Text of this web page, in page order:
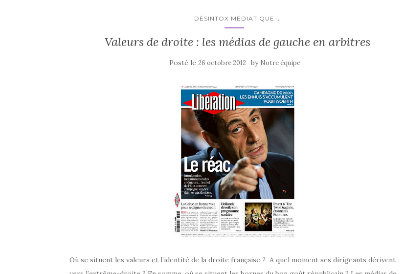
DÉSINTOX MÉDIATIQUE ...
Valeurs de droite : les médias de gauche en arbitres
Posté le 26 octobre 2012 by Notre équipe
Où se situent les valeurs et l’identité de la droite française ? A quel moment ses dirigeants dérivent